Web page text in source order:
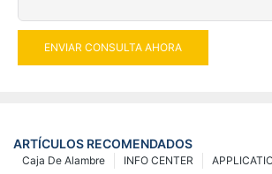
ENVIAR CONSULTA AHORA
ARTÍCULOS RECOMENDADOS
INFO CENTER
Caja De Alambre